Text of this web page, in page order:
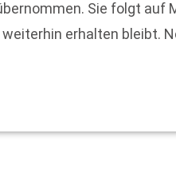
Sie folgt auf
erhalten bleibt.